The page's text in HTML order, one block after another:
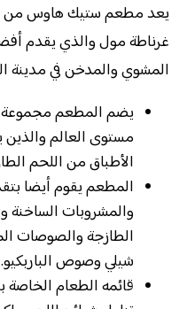
يعد مطعم ستيك هاوس من
غرناطة مول والذي يقدم
المشوي والمدخن في مدينة
يضم المطعم
مستوى العالم
الأطباق من اللحم
المطعم يقوم أيضا
والمشروبات الساخنة
الطازجة والصوصات
شيلي وصوص الباربكيو.
قائمه الطعام